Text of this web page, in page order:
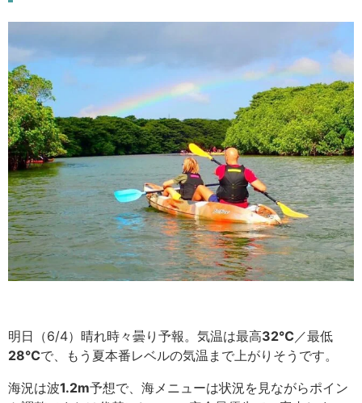
明日（6/4）晴れ時々曇り予報。気温は最高32℃ ／最低
28℃で、もう夏本番レベルの気温まで上がりそうです。
海況は波1.2m予想で、海メニューは状況を見ながらポイン